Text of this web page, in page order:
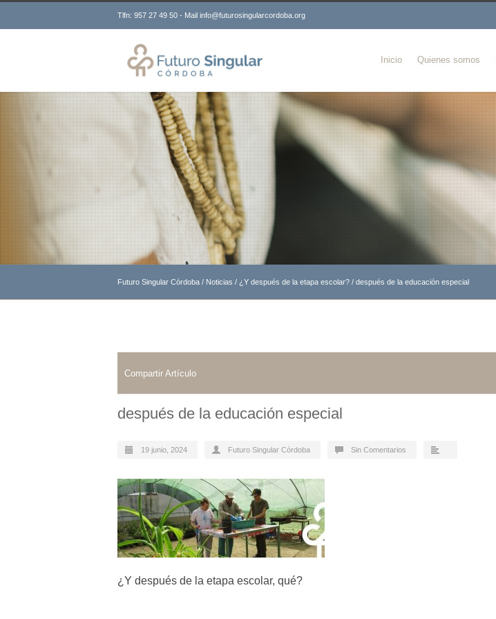
Tlfn: 957 27 49 50 - Mail info@futurosingularcordoba.org
Inicio Quienes somos
Futuro Singular Córdoba / Noticias / ¿Y después de la etapa escolar? / después de la educación especial
Compartir Artículo
después de la educación especial
19 junio, 2024 Futuro Singular Córdoba Sin Comentarios
¿Y después de la etapa escolar, qué?